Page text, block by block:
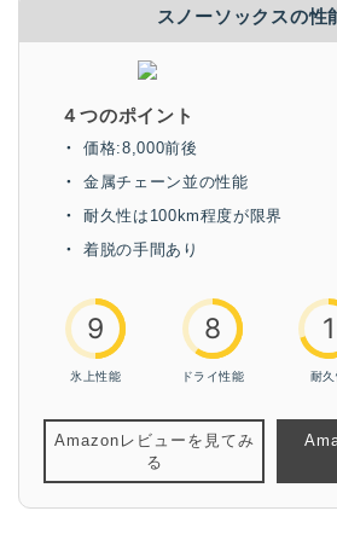
スノーソックスの性
４つのポイント
価格:8,000前後
金属チェーン並の性能
耐久性は100km程度が限界
着脱の手間あり
9
氷上性能
8
ドライ性能
1
耐
Amazonレビューを見てみ
る